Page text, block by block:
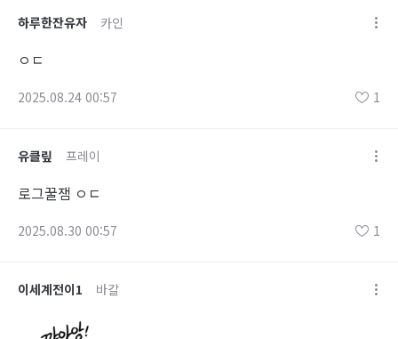
하루한잔유자 카인
ㅇㄷ
2025.08.24 00:57 1
유클맆 프레이
로그꿀잼 ㅇㄷ
2025.08.30 00:57 1
이세계전이1 바칼